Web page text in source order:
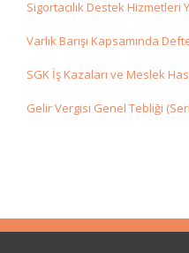
Sigortacılık Destek Hizmetleri
Varlık Barışı Kapsamında
SGK İş Kazaları ve Meslek
Gelir Vergisi Genel Tebliği